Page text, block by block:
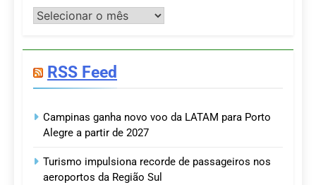
Postagens
RSS Feed
Campinas ganha novo voo da LATAM para Porto
Alegre a partir de 2027
Turismo impulsiona recorde de passageiros nos
aeroportos da Região Sul